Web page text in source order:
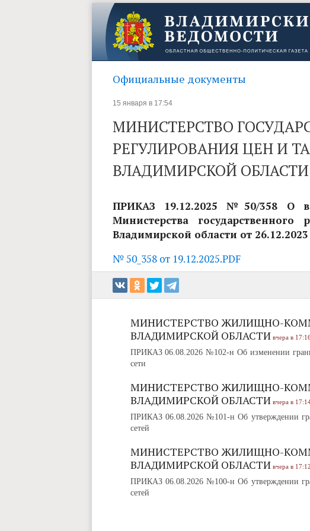
Официальные документы
15 января в 17:54
МИНИСТЕРСТВО
РЕГУЛИРОВАНИЯ ЦЕН И
ВЛАДИМИРСКОЙ ОБЛАСТИ
ПРИКАЗ 19.12.2025 №50/358 О
Министерства
Владимирской области от
№ 50_358 от 19.12.2025.PDF
МИНИСТЕРСТВО ЖИЛИЩНО-
ВЛАДИМИРСКОЙ ОБЛАСТИ вчера в
ПРИКАЗ 06.08.2026 №102-н Об изменении
сети
МИНИСТЕРСТВО ЖИЛИЩНО-
ВЛАДИМИРСКОЙ ОБЛАСТИ вчера в
ПРИКАЗ 06.08.2026 №101-н Об утверждении
сетей
МИНИСТЕРСТВО ЖИЛИЩНО-
ВЛАДИМИРСКОЙ ОБЛАСТИ вчера в 17:12
ПРИКАЗ 06.08.2026 №100-н Об утверждении
сетей